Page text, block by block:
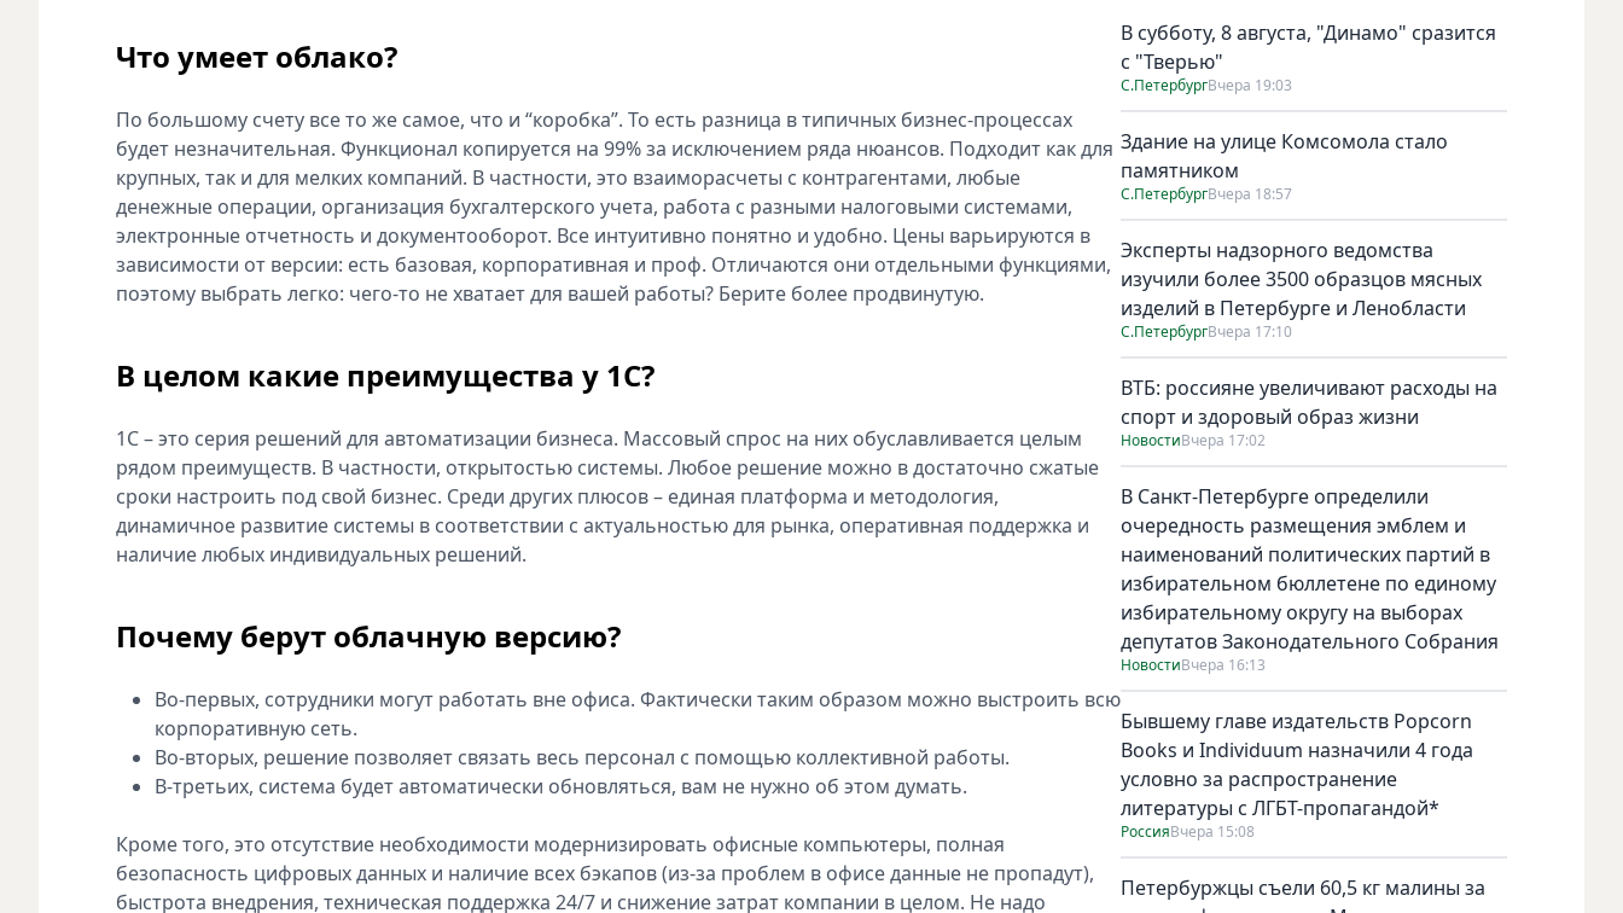
Что умеет облако?
По большому счету все то же самое, что и “коробка”. То есть разница в типичных бизнес-процессах
будет незначительная. Функционал копируется на 99% за исключением ряда нюансов. Подходит как для
крупных, так и для мелких компаний. В частности, это взаиморасчеты с контрагентами, любые
денежные операции, организация бухгалтерского учета, работа с разными налоговыми системами,
электронные отчетность и документооборот. Все интуитивно понятно и удобно. Цены варьируются в
зависимости от версии: есть базовая, корпоративная и проф. Отличаются они отдельными функциями,
поэтому выбрать легко: чего-то не хватает для вашей работы? Берите более продвинутую.
В целом какие преимущества у 1С?
1С – это серия решений для автоматизации бизнеса. Массовый спрос на них обуславливается целым
рядом преимуществ. В частности, открытостью системы. Любое решение можно в достаточно сжатые
сроки настроить под свой бизнес. Среди других плюсов – единая платформа и методология,
динамичное развитие системы в соответствии с актуальностью для рынка, оперативная поддержка и
наличие любых индивидуальных решений.
Почему берут облачную версию?
Во-первых, сотрудники могут работать вне офиса. Фактически таким образом можно выстроить всю
корпоративную сеть.
Во-вторых, решение позволяет связать весь персонал с помощью коллективной работы.
В-третьих, система будет автоматически обновляться, вам не нужно об этом думать.
Кроме того, это отсутствие необходимости модернизировать офисные компьютеры, полная
безопасность цифровых данных и наличие всех бэкапов (из-за проблем в офисе данные не пропадут),
быстрота внедрения, техническая поддержка 24/7 и снижение затрат компании в целом. Не надо
В субботу, 8 августа, "Динамо" сразится
с "Тверью"
С.ПетербургВчера 19:03
Здание на улице Комсомола стало
памятником
С.ПетербургВчера 18:57
Эксперты надзорного ведомства
изучили более 3500 образцов мясных
изделий в Петербурге и Ленобласти
С.ПетербургВчера 17:10
ВТБ: россияне увеличивают расходы на
спорт и здоровый образ жизни
НовостиВчера 17:02
В Санкт-Петербурге определили
очередность размещения эмблем и
наименований политических партий в
избирательном бюллетене по единому
избирательному округу на выборах
депутатов Законодательного Собрания
НовостиВчера 16:13
Бывшему главе издательств Popcorn
Books и Individuum назначили 4 года
условно за распространение
литературы с ЛГБТ-пропагандой*
РоссияВчера 15:08
Петербуржцы съели 60,5 кг малины за